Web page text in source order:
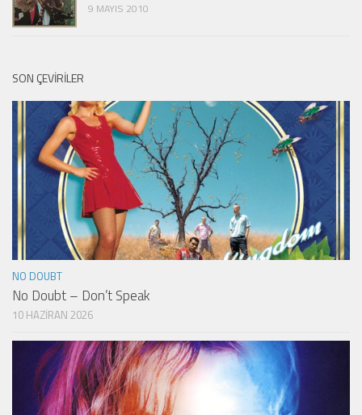
9 MAYIS 2010
SON ÇEVIRILER
NO DOUBT
No Doubt – Don’t Speak
10 HAZIRAN 2026